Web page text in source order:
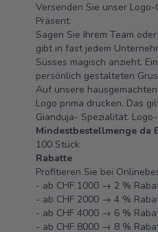
Versenden Sie unser
Präsent.
Sagen Sie Ihrem Team
gibt in fast jedem
Süsses magisch anzieht.
persönlich gestalteten
Auf unsere
Logo prima drucken. Das
Gianduja- Spezialität.
Mindestbestellmenge da
100 Stück
Rabatte
Profitieren Sie bei
- ab CHF 1000 → 2 %
- ab CHF 2000 → 4 %
- ab CHF 4000 → 6 %
- ab CHF 8000 → 8 %